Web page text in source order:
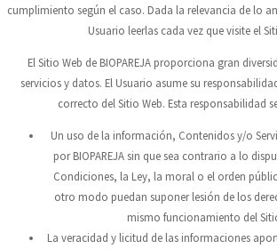
cumplimiento según el caso. Dada la relevancia de lo
Usuario leerlas cada vez que visite el
El Sitio Web de BIOPAREJAproporciona gran
servicios y datos. El Usuario asume su
correcto del Sitio Web. Esta responsabilidad
Un uso de la información, Contenidos y/o
porBIOPAREJAsin que sea contrario a lo
Condiciones, la Ley, la moral o el orden
otro modo puedan suponer lesión de los
mismo funcionamiento del
La veracidad y licitud de las informaciones